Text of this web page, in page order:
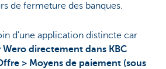
de fermeture des banques.
d'une application distincte car
directement dans KBC
> Moyens de paiement (sous